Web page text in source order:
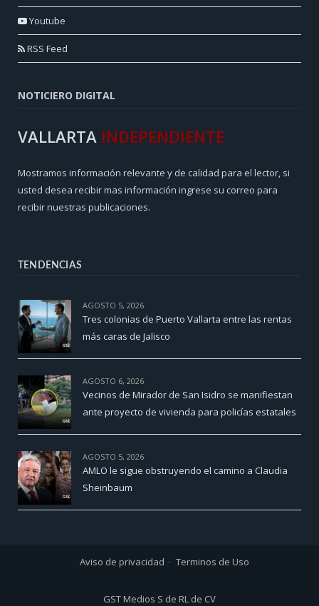
Youtube
RSS Feed
NOTICIERO DIGITAL
VALLARTA INDEPENDIENTE
Mostramos información relevante y de calidad para el lector, si
usted desea recibir mas información ingrese su correo para
recibir nuestras publicaciones.
TENDENCIAS
AGOSTO 5, 2026
Tres colonias de Puerto Vallarta entre las rentas
más caras de Jalisco
AGOSTO 6, 2026
Vecinos de Mirador de San Isidro se manifiestan
ante proyecto de vivienda para policías estatales
AGOSTO 5, 2026
AMLO le sigue obstruyendo el camino a Claudia
Sheinbaum
Aviso de privacidad Terminos de Uso
GST Medios S de RL de CV